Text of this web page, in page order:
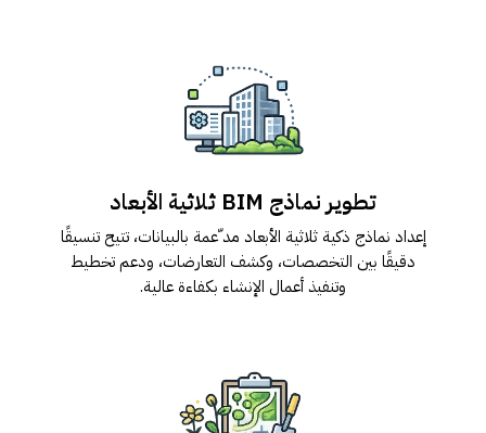
تطویر نماذج BIM ثلاثیة الأبعاد
إعداد نماذج ذكیة ثلاثیة الأبعاد مد ّعمة بالبیانات، تتیح تنسیقًا
دقیقًا بین التخصصات، وكشف التعارضات، ودعم تخطیط
وتنفیذ أعمال الإنشاء بكفاءة عالیة.